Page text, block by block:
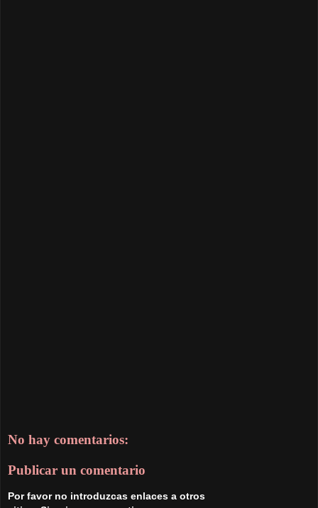
No hay comentarios:
Publicar un comentario
Por favor no introduzcas enlaces a otros